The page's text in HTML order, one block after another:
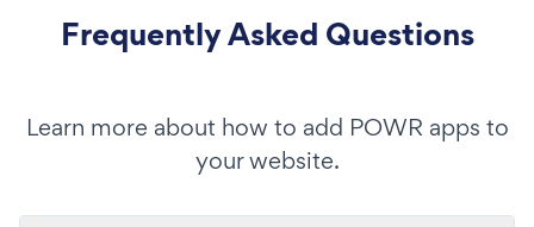
Frequently Asked Questions
Learn more about how to add POWR apps to
your website.